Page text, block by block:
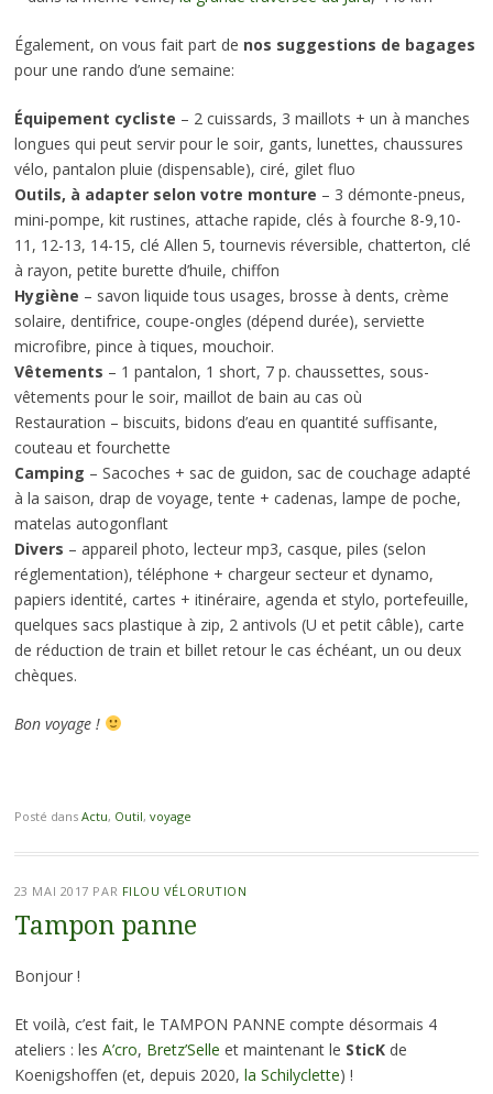
Également, on vous fait part de nos suggestions de bagages
pour une rando d’une semaine:
Équipement cycliste – 2 cuissards, 3 maillots + un à manches
longues qui peut servir pour le soir, gants, lunettes, chaussures
vélo, pantalon pluie (dispensable), ciré, gilet fluo
Outils, à adapter selon votre monture – 3 démonte-pneus,
mini-pompe, kit rustines, attache rapide, clés à fourche 8-9,10-
11, 12-13, 14-15, clé Allen 5, tournevis réversible, chatterton, clé
à rayon, petite burette d’huile, chiffon
Hygiène – savon liquide tous usages, brosse à dents, crème
solaire, dentifrice, coupe-ongles (dépend durée), serviette
microfibre, pince à tiques, mouchoir.
Vêtements – 1 pantalon, 1 short, 7 p. chaussettes, sous-
vêtements pour le soir, maillot de bain au cas où
Restauration – biscuits, bidons d’eau en quantité suffisante,
couteau et fourchette
Camping – Sacoches + sac de guidon, sac de couchage adapté
à la saison, drap de voyage, tente + cadenas, lampe de poche,
matelas autogonflant
Divers – appareil photo, lecteur mp3, casque, piles (selon
réglementation), téléphone + chargeur secteur et dynamo,
papiers identité, cartes + itinéraire, agenda et stylo, portefeuille,
quelques sacs plastique à zip, 2 antivols (U et petit câble), carte
de réduction de train et billet retour le cas échéant, un ou deux
chèques.
Bon voyage !
Posté dans Actu, Outil, voyage
23 MAI 2017 PAR FILOU VÉLORUTION
Tampon panne
Bonjour !
Et voilà, c’est fait, le TAMPON PANNE compte désormais 4
ateliers : les A’cro, Bretz’Selle et maintenant le SticKde
Koenigshoffen (et, depuis 2020, la Schilyclette) !